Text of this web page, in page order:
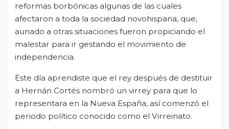
reformas borbónicas algunas de las cuales
afectaron a toda la sociedad novohispana, que,
aunado a otras situaciones fueron propiciando el
malestar para ir gestando el movimiento de
independencia.
Este día aprendiste que el rey después de destituir
a Hernán Cortés nombró un virrey para que lo
representara en la Nueva España, así comenzó el
periodo político conocido como el Virreinato.